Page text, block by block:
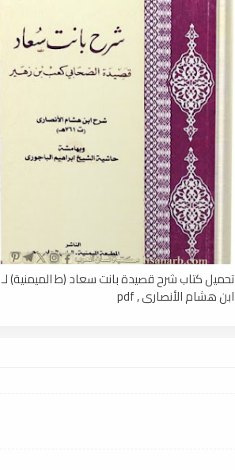
تحميل كتاب شرح قصيدة بانت سعاد (ط الميمنية) لـ
ابن هشام الأنصاري , pdf